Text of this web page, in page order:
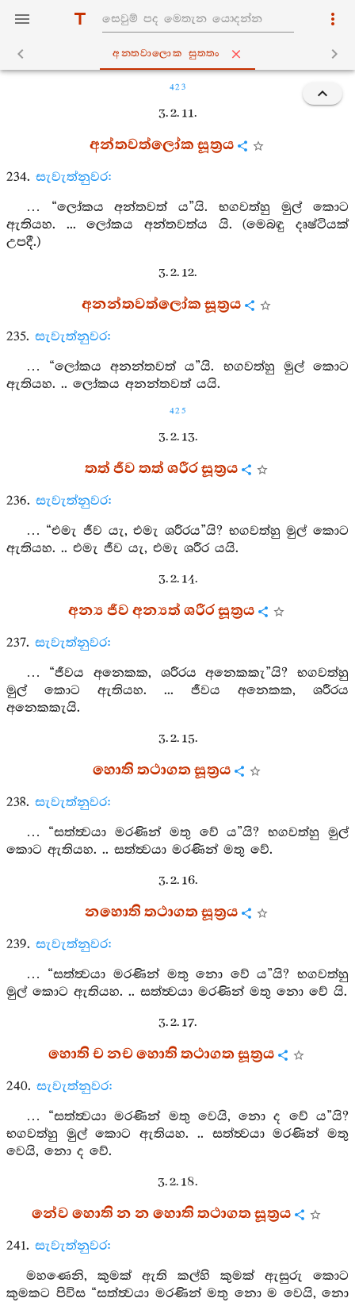
අන‍්තවාලොක සුත‍්තං
423
3. 2. 11.
අන්තවත්ලෝක සූත්‍රය
234. සැවැත්නුවර:
… “ලෝකය අන්තවත් ය”යි. භගවත්හු මුල් කොට
ඇතියහ. ... ලෝකය අන්තවත්ය යි. (මෙබඳු දෘෂ්ටියක්
උපදී.)
3. 2. 12.
අනන්තවත්ලෝක සූත්‍රය
235. සැවැත්නුවර:
… “ලෝකය අනන්තවත් ය”යි. භගවත්හු මුල් කොට
ඇතියහ. .. ලෝකය අනන්තවත් යයි.
425
3. 2. 13.
තත් ජීව තත් ශරීර සූත්‍රය
236. සැවැත්නුවර:
… “එමැ ජීව යැ, එමැ ශරීරය”යි? භගවත්හු මුල් කොට
ඇතියහ. .. එමැ ජීව යැ, එමැ ශරීර යයි.
3. 2. 14.
අන්‍ය ජීව අන්‍යත් ශරීර සූත්‍රය
237. සැවැත්නුවර:
… “ජීවය අනෙකක, ශරීරය අනෙකකැ”යි? භගවත්හු
මුල් කොට ඇතියහ. ... ජීවය අනෙකක, ශරීරය
අනෙකකැයි.
3. 2. 15.
හොති තථාගත සූත්‍රය
238. සැවැත්නුවර:
… “සත්ත්‍වයා මරණින් මතු වේ ය”යි? භගවත්හු මුල්
කොට ඇතියහ. .. සත්ත්‍වයා මරණින් මතු වේ.
3. 2. 16.
නහොති තථාගත සූත්‍රය
239. සැවැත්නුවර:
… “සත්ත්‍වයා මරණින් මතු නො වේ ය”යි? භගවත්හු
මුල් කොට ඇතියහ. .. සත්ත්‍වයා මරණින් මතු නො වේ යි.
3. 2. 17.
හොති ච නච හොති තථාගත සූත්‍රය
240. සැවැත්නුවර:
… “සත්ත්‍වයා මරණින් මතු වෙයි, නො ද වේ ය”යි?
භගවත්හු මුල් කොට ඇතියහ. .. සත්ත්‍වයා මරණින් මතු
වෙයි, නො ද වේ.
3. 2. 18.
නේව හොති න න හොති තථාගත සූත්‍රය
241. සැවැත්නුවර:
මහණෙනි, කුමක් ඇති කල්හි කුමක් ඇසුරු කොට
කුමකට පිවිස “සත්ත්‍වයා මරණින් මතු නො ම වෙයි, නො